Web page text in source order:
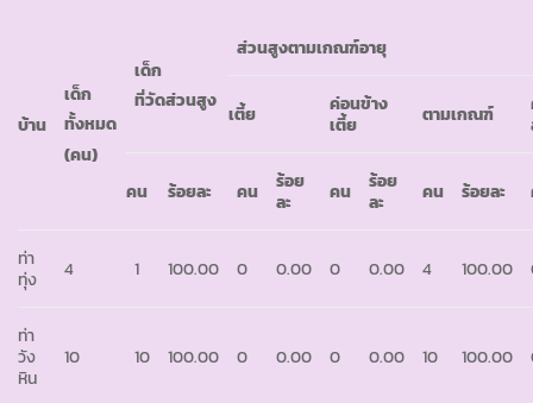
บ้าน
เด็ก
ทั้งหมด
(คน)
เด็ก
ที่วัดส่วนสูง
ส่วนสูงตามเกณฑ์อายุ
เตี้ย
ค่อนข้าง
เตี้ย
ตามเกณฑ์
คน ร้อยละ คน
ร้อย
ละ
คน
ร้อย
ละ
คน ร้อยละ
ท่า
ทุ่ง
4 1 100.00 0 0.00 0 0.00 4 100.00
ท่า
วัง
หิน
10 10 100.00 0 0.00 0 0.00 10 100.00